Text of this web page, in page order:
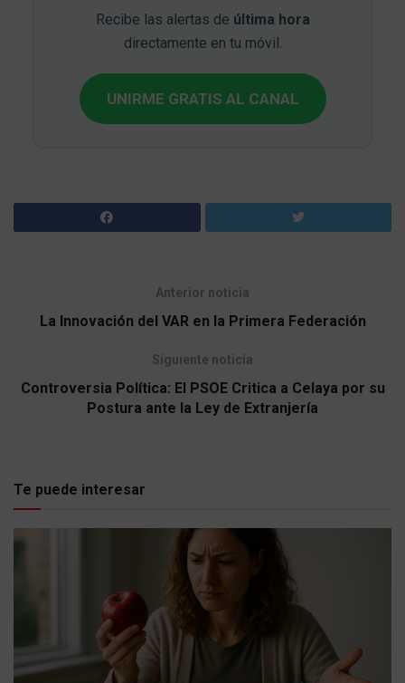
Recibe las alertas de última hora
directamente en tu móvil.
UNIRME GRATIS AL CANAL
Anterior noticia
La Innovación del VAR en la Primera Federación
Siguiente noticia
Controversia Política: El PSOE Critica a Celaya por su
Postura ante la Ley de Extranjería
Te puede interesar